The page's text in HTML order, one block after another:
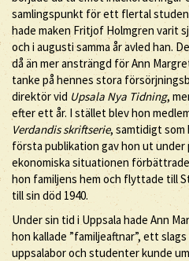
samlingspunkt för ett flertal
hade maken Fritjof Holmgren varit
och i augusti samma år avled han.
då än mer ansträngd för Ann
tanke på hennes stora
direktör vid Upsala Nya Tidning,
efter ett år. I stället blev hon
Verdandis skriftserie, samtidigt som
första publikation gav hon ut under
ekonomiska situationen
hon familjens hem och flyttade till
till sin död 1940.
Under sin tid i Uppsala hade Ann
hon kallade ”familjeaftnar”, ett
uppsalabor och studenter kunde